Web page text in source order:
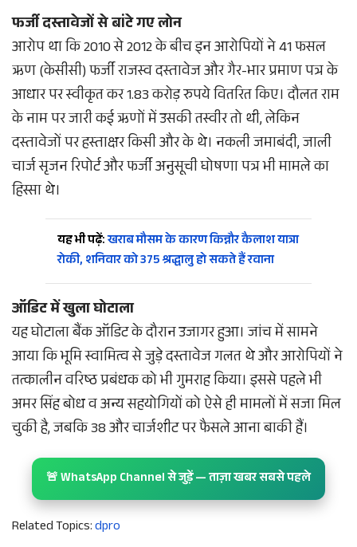
फर्जी दस्तावेजों से बांटे गए लोन
आरोप था कि 2010 से 2012 के बीच इन आरोपियों ने 41 फसल
ऋण (केसीसी) फर्जी राजस्व दस्तावेज और गैर-भार प्रमाण पत्र के
आधार पर स्वीकृत कर 1.83 करोड़ रुपये वितरित किए। दौलत राम
के नाम पर जारी कई ऋणों में उसकी तस्वीर तो थी, लेकिन
दस्तावेजों पर हस्ताक्षर किसी और के थे। नकली जमाबंदी, जाली
चार्ज सृजन रिपोर्ट और फर्जी अनुसूची घोषणा पत्र भी मामले का
हिस्सा थे।
यह भी पढ़ें:खराब मौसम के कारण किन्नौर कैलाश यात्रा
रोकी, शनिवार को 375 श्रद्धालु हो सकते हैं रवाना
ऑडिट में खुला घोटाला
यह घोटाला बैंक ऑडिट के दौरान उजागर हुआ। जांच में सामने
आया कि भूमि स्वामित्व से जुड़े दस्तावेज गलत थे और आरोपियों ने
तत्कालीन वरिष्ठ प्रबंधक को भी गुमराह किया। इससे पहले भी
अमर सिंह बोध व अन्य सहयोगियों को ऐसे ही मामलों में सजा मिल
चुकी है, जबकि 38 और चार्जशीट पर फैसले आना बाकी हैं।
🚨 WhatsApp Channel से जुड़ें — ताज़ा खबर सबसे पहले
Related Topics:dpro